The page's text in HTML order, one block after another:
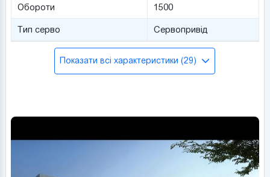
Обороти 1500
Тип серво Сервопривід
Показати всі характеристики (29)